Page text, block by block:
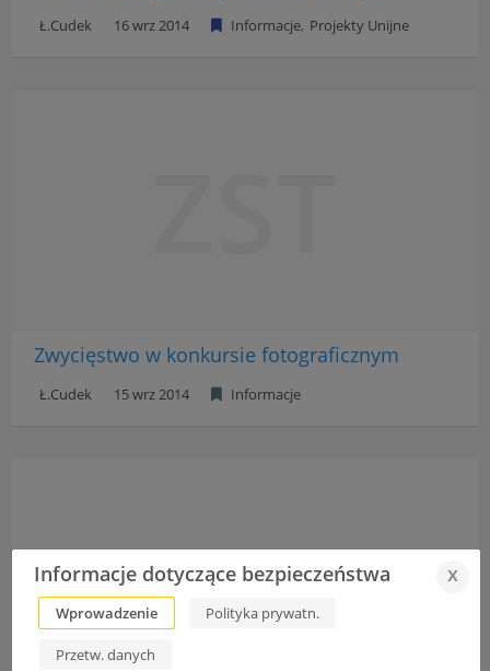
Ł.Cudek 16 wrz 2014 Informacje Projekty Unijne
Zwycięstwo w konkursie fotograficznym
Ł.Cudek 15 wrz 2014 Informacje
Informacje dotyczące bezpieczeństwa x
Wprowadzenie Polityka prywatn.
Przetw. danych